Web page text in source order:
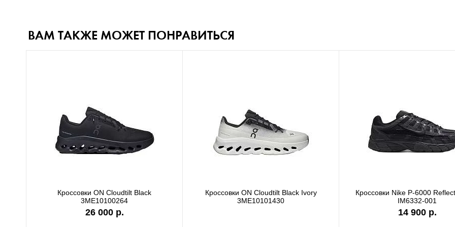
ВАМ ТАКЖЕ МОЖЕТ ПОНРАВИТЬСЯ
Кроссовки ON Cloudtilt Black
3ME10100264
26 000 р.
Кроссовки ON Cloudtilt Black Ivory
3ME10101430
Кроссовки Nike P-6000
IM6332-001
14 900 р.